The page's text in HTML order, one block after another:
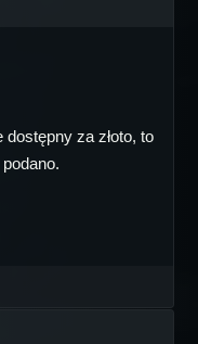
za złoto, to